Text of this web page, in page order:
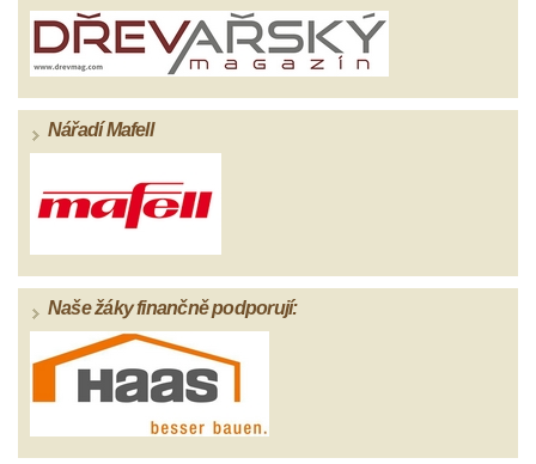
Nářadí Mafell
Naše žáky finančně podporují: